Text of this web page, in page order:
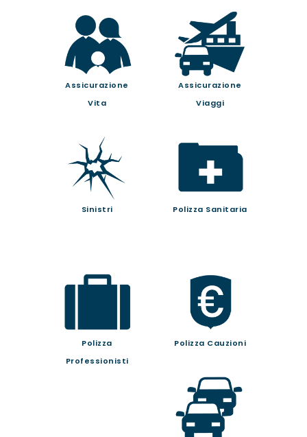
Assicurazione
Vita
Assicurazione
Viaggi
Sinistri Polizza Sanitaria
Polizza
Professionisti
Polizza Cauzioni